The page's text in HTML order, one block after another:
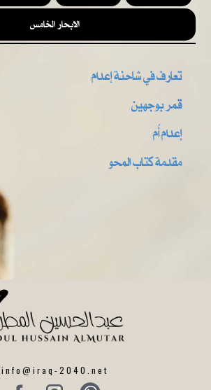
الابحار الخامس
تعارف في شاحنة إعدام
قمر بوجهين
إعدام أُم
مقدمة كتاب المحو
info@iraq-2040.net